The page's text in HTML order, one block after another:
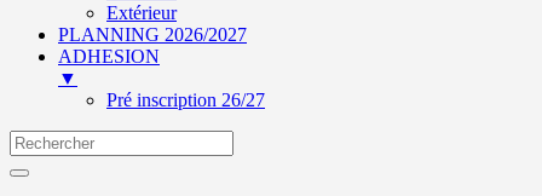
Extérieur
PLANNING 2026/2027
ADHESION
▼
Pré inscription 26/27